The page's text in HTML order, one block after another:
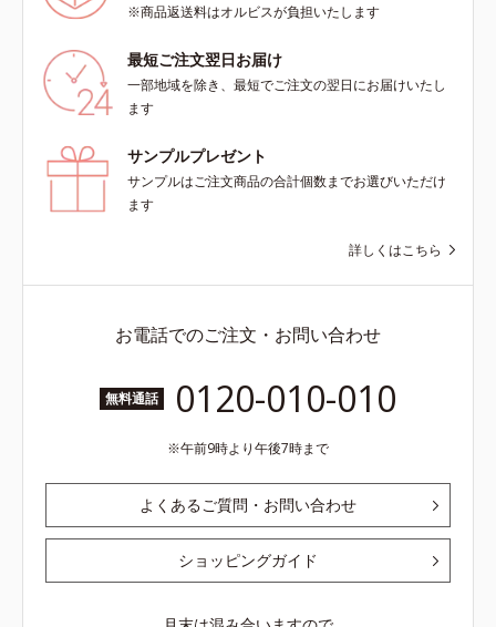
※商品返送料はオルビスが負担いたします
最短ご注文翌日お届け
一部地域を除き、最短でご注文の翌日にお届けいたし
ます
サンプルプレゼント
サンプルはご注文商品の合計個数までお選びいただけ
ます
詳しくはこちら
お電話でのご注文・お問い合わせ
無料通話 0120-010-010
午前9時より午後7時まで
よくあるご質問・お問い合わせ
ショッピングガイド